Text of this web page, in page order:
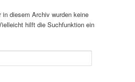
diesem Archiv wurden keine
hilft die Suchfunktion ein